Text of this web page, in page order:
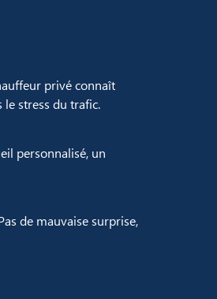
privé connaît
stress du trafic.
personnalisé, un
de mauvaise surprise,